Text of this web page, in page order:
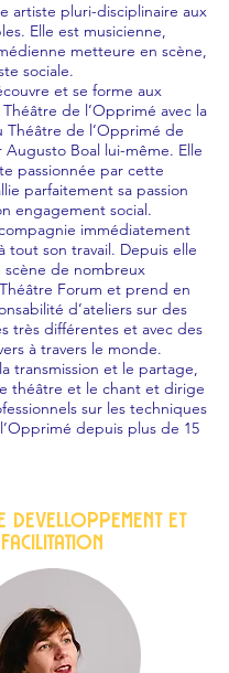
artiste pluri-disciplinaire aux
Elle est musicienne,
metteure en scène,
sociale.
et se forme aux
de l’Opprimé avec la
Théâtre de l’Opprimé de
Augusto Boal lui-même. Elle
passionnée par cette
parfaitement sa passion
engagement social.
immédiatement
tout son travail. Depuis elle
de nombreux
Forum et prend en
d’ateliers sur des
très différentes et avec des
à travers le monde.
transmission et le partage,
théâtre et le chant et dirige
sur les techniques
depuis plus de 15
DEVELLOPPEMENT et
facilitatiOn